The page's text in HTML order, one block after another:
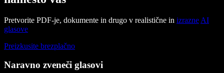
Pretvorite PDF-je, dokumente in drugo v realistične in izrazne AI
glasove
Preizkusite brezplačno
Naravno zveneči glasovi